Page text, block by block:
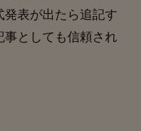
発表が出たら追記す
事としても信頼され